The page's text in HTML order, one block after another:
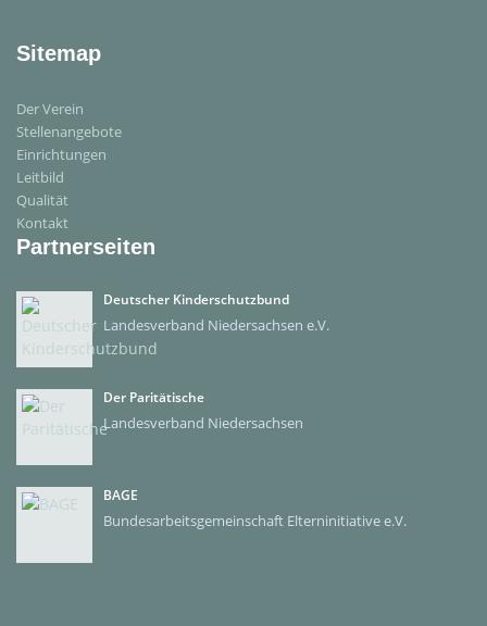
Sitemap
Der Verein
Stellenangebote
Einrichtungen
Leitbild
Qualität
Kontakt
Partnerseiten
Deutscher Kinderschutzbund
Landesverband Niedersachsen e.V.
Der Paritätische
Landesverband Niedersachsen
BAGE
Bundesarbeitsgemeinschaft Elterninitiative e.V.